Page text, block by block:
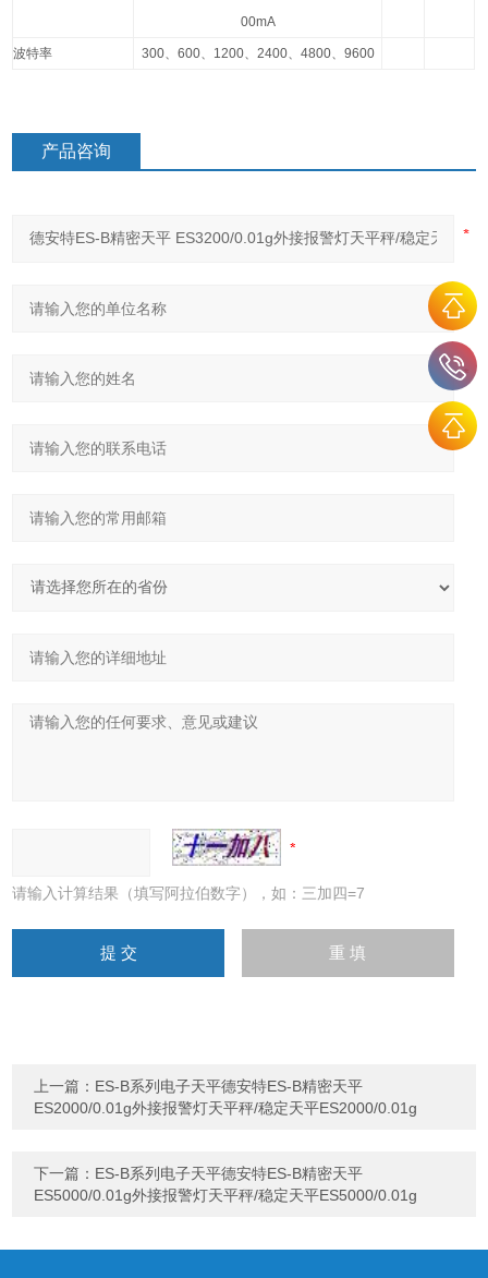
00mA
波特率 300、 600、 1200、 2400、 4800、 9600
产品咨询
请输入计算结果（填写阿拉伯数字），如：三加四=7
上一篇： ES-B系列电子天平德安特ES-B精密天平
ES2000/0.01g外接报警灯天平秤/稳定天平ES2000/0.01g
下一篇： ES-B系列电子天平德安特ES-B精密天平
ES5000/0.01g外接报警灯天平秤/稳定天平ES5000/0.01g